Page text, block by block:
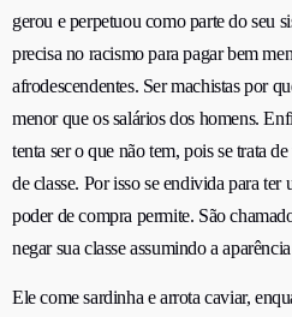
gerou e perpetuou como parte do seu
precisa no racismo para pagar bem
afrodescendentes. Ser machistas por
menor que os salários dos homens.
tenta ser o que não tem, pois se trata
de classe. Por isso se endivida para
poder de compra permite. São
negar sua classe assumindo a
Ele come sardinha e arrota caviar,